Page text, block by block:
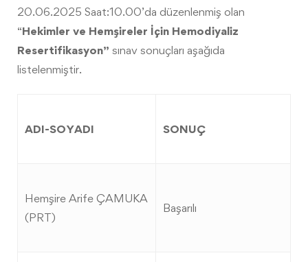
20.06.2025 Saat:10.00’da düzenlenmiş olan
“Hekimler ve Hemşireler İçin Hemodiyaliz
Resertifikasyon” sınav sonuçları aşağıda
listelenmiştir.
ADI-SOYADI SONUÇ
Hemşire Arife ÇAMUKA
(PRT)
Başarılı